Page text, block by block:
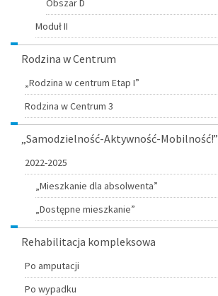
Obszar D
Moduł II
Rodzina w Centrum
„Rodzina w centrum Etap I”
Rodzina w Centrum 3
„Samodzielność-Aktywność-Mobilność!”
2022-2025
„Mieszkanie dla absolwenta”
„Dostępne mieszkanie”
Rehabilitacja kompleksowa
Po amputacji
Po wypadku